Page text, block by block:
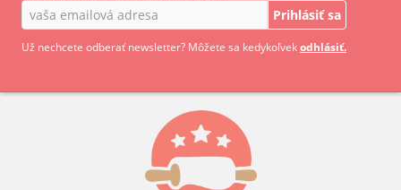
Prihlásiť sa
Už nechcete odberať newsletter? Môžete sa kedykoľvekodhlásiť.